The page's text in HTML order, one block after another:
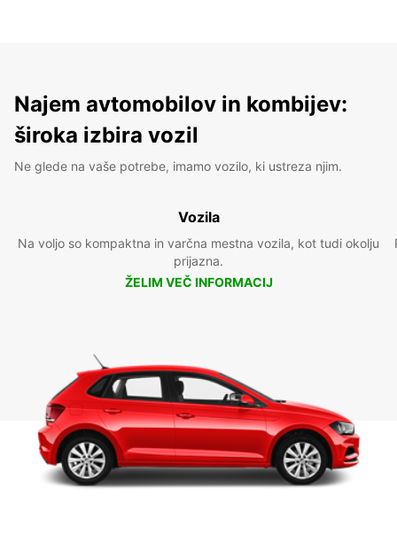
Najem avtomobilov in kombijev:
široka izbira vozil
Ne glede na vaše potrebe, imamo vozilo, ki ustreza njim.
Vozila
Na voljo so kompaktna in varčna mestna vozila, kot tudi okolju
prijazna.
ŽELIM VEČ INFORMACIJ